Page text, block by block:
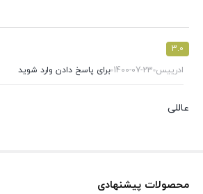
3.0
ادرییس 1400-07-23 برای پاسخ دادن وارد شوید
عاللی
محصولات پیشنهادی